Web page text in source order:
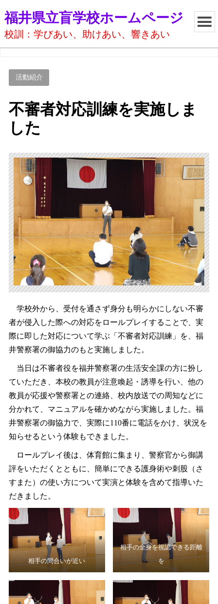
福井県立盲学校ホームページ
校訓：学びあい、助けあい、響きあい
活動紹介
不審者対応訓練を実施しま
した
学校外から、受付を通さず身分も明らかにしない不審
者が侵入した際への対応をロールプレイすることで、実
際に即した対応について学ぶ「不審者対応訓練」を、福
井警察署の御協力のもと実施しました。
当日は不審者役を福井警察署の生活安全課の方に扮し
ていただき、本校の教員が注意喚起・誘導を行い、他の
教員が応援や警察署との連絡、校内放送での周知などに
分かれて、マニュアルを確かめながら実施しました。福
井警察署の御協力で、実際に110番に電話をかけ、状況を
知らせるという体験もできました。
ロールプレイ後は、体育館に集まり、警察官から御講
評をいただくとともに、簡単にできる護身術や刺股（さ
すまた）の使い方について実演と体験を含めて指導いた
だきました。
相手の間合いが近い
相手の全身を視認できる距離
を